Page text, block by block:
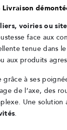
voiries ou
face aux
tenue dans
aux produits
à ses
de l’axe, des
Une solution
.